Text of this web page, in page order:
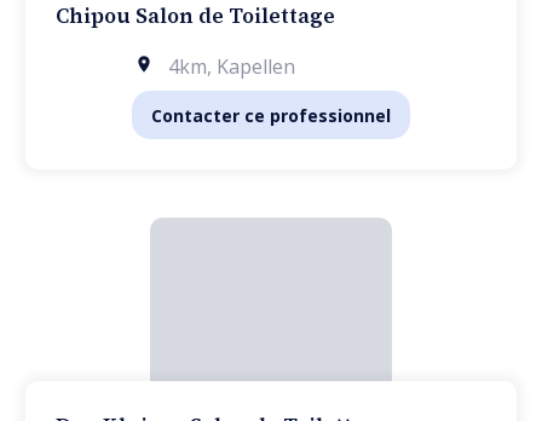
Chipou Salon de Toilettage
4km, Kapellen
Contacter ce professionnel